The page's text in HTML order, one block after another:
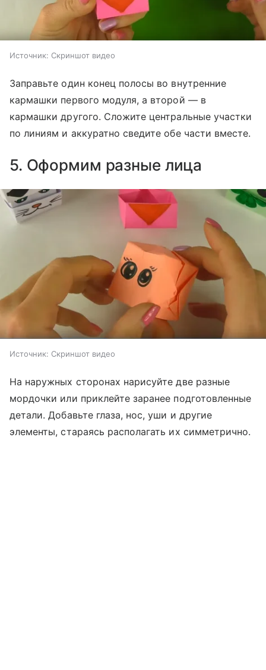
Источник: Скриншот видео
Заправьте один конец полосы во внутренние
кармашки первого модуля, а второй — в
кармашки другого. Сложите центральные участки
по линиям и аккуратно сведите обе части вместе.
5. Оформим разные лица
Источник: Скриншот видео
На наружных сторонах нарисуйте две разные
мордочки или приклейте заранее подготовленные
детали. Добавьте глаза, нос, уши и другие
элементы, стараясь располагать их симметрично.